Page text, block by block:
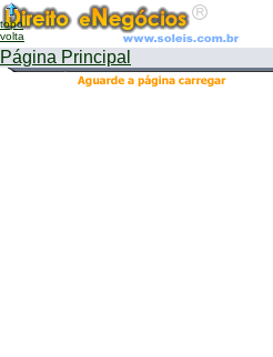
topo
volta
Página Principal